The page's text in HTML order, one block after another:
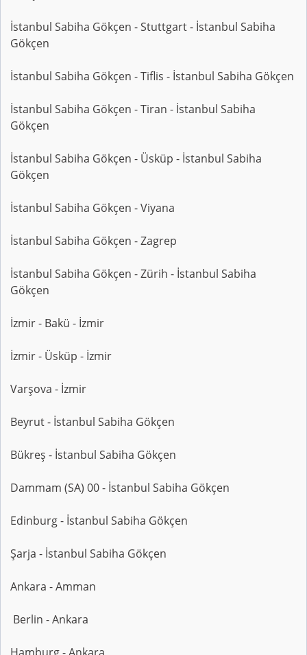
İstanbul Sabiha Gökçen - Stuttgart - İstanbul Sabiha
Gökçen
İstanbul Sabiha Gökçen - Tiflis - İstanbul Sabiha Gökçen
İstanbul Sabiha Gökçen - Tiran - İstanbul Sabiha
Gökçen
İstanbul Sabiha Gökçen - Üsküp - İstanbul Sabiha
Gökçen
İstanbul Sabiha Gökçen - Viyana
İstanbul Sabiha Gökçen - Zagrep
İstanbul Sabiha Gökçen - Zürih - İstanbul Sabiha
Gökçen
İzmir - Bakü - İzmir
İzmir - Üsküp - İzmir
Varşova - İzmir
Beyrut - İstanbul Sabiha Gökçen
Bükreş - İstanbul Sabiha Gökçen
Dammam (SA) 00 - İstanbul Sabiha Gökçen
Edinburg - İstanbul Sabiha Gökçen
Şarja - İstanbul Sabiha Gökçen
Ankara - Amman
Berlin - Ankara